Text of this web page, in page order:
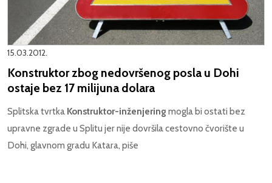
15.03.2012.
Konstruktor zbog nedovršenog posla u Dohi
ostaje bez 17 milijuna dolara
Splitska tvrtka Konstruktor-inženjering mogla bi ostati bez
upravne zgrade u Splitu jer nije dovršila cestovno čvorište u
Dohi, glavnom gradu Katara, piše